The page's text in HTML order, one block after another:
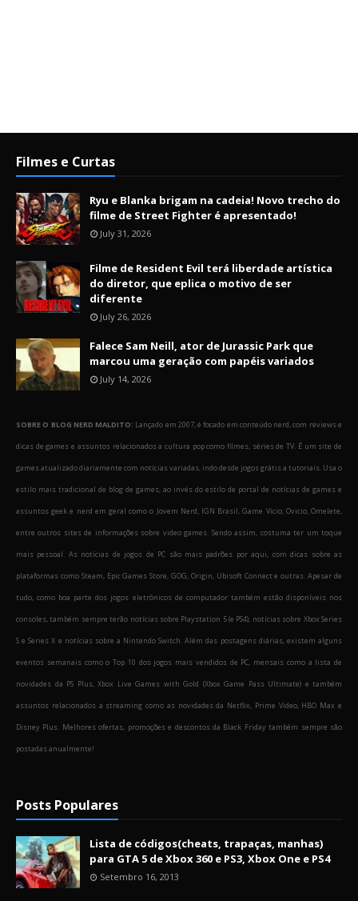
Filmes e Curtas
Ryu e Blanka brigam na cadeia! Novo trecho do
filme de Street Fighter é apresentado!
July 31, 2026
Filme de Resident Evil terá liberdade artística
do diretor, que eplica o motivo de ser
diferente
July 26, 2026
Falece Sam Neill, ator de Jurassic Park que
marcou uma geração com papéis variados
July 14, 2026
SOBRE O BLOG NERD MALDITO: Lançado em 2007, é focado em conteúdo nerd, com reviews e
dicas de games e assuntos relacionados a cultura pop como filmes, séries de TV. É um site de
games atualizado diariamente com notícias variadas, indo desde jogos grátis a tutoriais. Usa o
estilo mais tradicional de blog de games, ao invés do estilo de portal de notícias de games e
assuntos geek e nerd em geral como o Jovem Nerd, IGN Brasil, Game Vicio, Ovicio, Omelete,
entre outros sites de informações sobre video games. Sendo assim, costuma ter um toque
mais pessoal. As notícias de jogos de PC são mais padrões por aqui, com dicas sobre as
plataformas como Steam, Epic Games Store, GOG, Origin, Ubisoft Connect e outras. Apesar de
tudo, como boa parte dos jogos eletrônicos de computador também estão disponíveis nos
consoles, também sempre terão notícias sobre Playstation 5 (e PS4), notícias sobre Xbox Series
S e Series X e notícias sobre a Nintendo Switch. Além das postagens diárias, existem alguns
eventos semanais como o Top 10 dos jogos mais vendidos de PC, mensais como a lista de
novidades da PS Plus, Xbox Live Games with Gold (Xbox Game Pass Ultimate) e também
assuntos relacionados a streaming como as novidades da Netflix, Prime Video, HBO Max e
Disney Plus. Melhores ofertas, promoções e descontos da Black Friday também sempre são
postadas anualmente!
Posts Populares
Lista de códigos(cheats, trapaças, manhas)
para GTA 5 de Xbox 360 e PS3, Xbox One e PS4
Setembro 16, 2013